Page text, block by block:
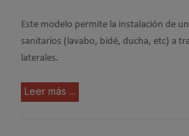
Este modelo permite la instalación de
sanitarios (lavabo, bidé, ducha, etc) a
laterales.
Leer más ...